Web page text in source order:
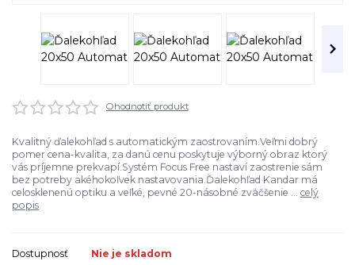
Ohodnotiť produkt
Kvalitný ďalekohľad s automatickým zaostrovaním.Veľmi dobrý
pomer cena-kvalita, za danú cenu poskytuje výborný obraz ktorý
vás príjemne prekvapí.Systém Focus Free nastaví zaostrenie sám
bez potreby akéhokoľvek nastavovania.Ďalekohľad Kandar má
celosklenenú optiku a veľké, pevné 20-násobné zväčšenie ... celý
popis
Dostupnosť Nie je skladom